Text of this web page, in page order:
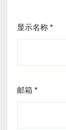
显示名称 *
邮箱 *